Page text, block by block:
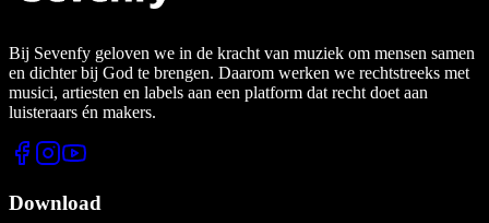
Bij Sevenfy geloven we in de kracht van muziek om mensen samen
en dichter bij God te brengen. Daarom werken we rechtstreeks met
musici, artiesten en labels aan een platform dat recht doet aan
luisteraars én makers.
Download